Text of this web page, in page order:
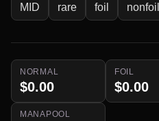
MID rare foil nonfoil
NORMAL
$0.00
FOIL
$0.00
MANAPOOL